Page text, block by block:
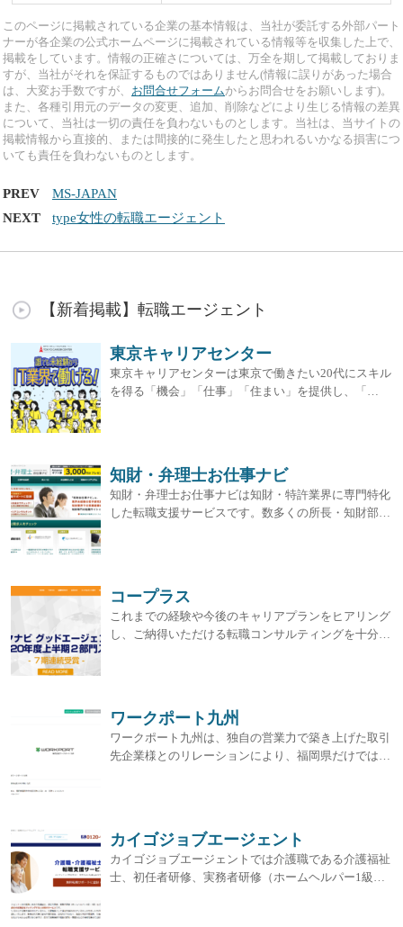
このページに掲載されている企業の基本情報は、当社が委託する外部パート
ナーが各企業の公式ホームページに掲載されている情報等を収集した上で、
掲載をしています。情報の正確さについては、万全を期して掲載しておりま
すが、当社がそれを保証するものではありません(情報に誤りがあった場合
は、大変お手数ですが、 お問合せフォームからお問合せをお願いします)。
また、各種引用元のデータの変更、追加、削除などにより生じる情報の差異
について、当社は一切の責任を負わないものとします。当社は、当サイトの
掲載情報から直接的、または間接的に発生したと思われるいかなる損害につ
いても責任を負わないものとします。
PREV
MS-JAPAN
NEXT
type女性の転職エージェント
【新着掲載】転職エージェント
東京キャリアセンター
東京キャリアセンターは東京で働きたい20代にスキル
を得る「機会」「仕事」「住まい」を提供し、「…
知財・弁理士お仕事ナビ
知財・弁理士お仕事ナビは知財・特許業界に専門特化
した転職支援サービスです。数多くの所長・知財部…
コープラス
これまでの経験や今後のキャリアプランをヒアリング
し、ご納得いただける転職コンサルティングを十分…
ワークポート九州
ワークポート九州は、独自の営業力で築き上げた取引
先企業様とのリレーションにより、福岡県だけでは…
カイゴジョブエージェント
カイゴジョブエージェントでは介護職である介護福祉
士、初任者研修、実務者研修（ホームヘルパー1級…